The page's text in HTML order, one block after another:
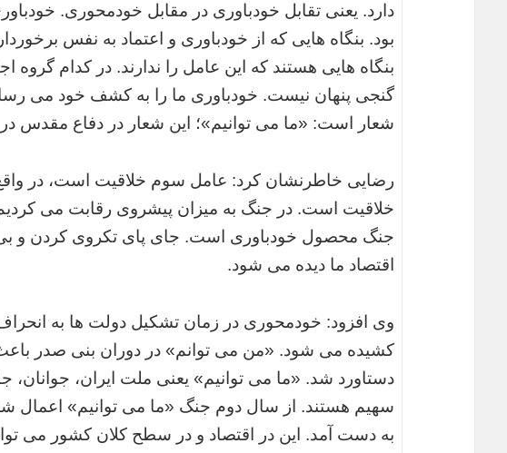
دارد. یعنی تقابل خودباوری در مقابل خودمحوری.
بود. بنگاه هایی که از خودباوری و اعتماد به نفس
بنگاه هایی هستند که این عامل را ندارند. در کدام گروه
گنجی پنهان نیست. خودباوری ما را به کشف خود می
شعار است: «ما می توانیم»؛ این شعار در دفاع مقدس
رضایی خاطرنشان کرد: عامل سوم خلاقیت است، در
خلاقیت است. در جنگ به میزان پیشروی رقابت می
جنگ محصول خودباوری است. جای پای تکروی کردن و بی
اقتصاد ما دیده می شود.
وی افزود: خودمحوری در زمان تشکیل دولت ها به
کشیده می شود. «من می توانم» در دوران بنی صدر
دستاورد شد. «ما می توانیم» یعنی ملت ایران، جوانان،
سهیم هستند. از سال دوم جنگ «ما می توانیم» اعمال
به دست آمد. این در اقتصاد و در سطح کلان کشور می